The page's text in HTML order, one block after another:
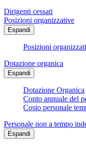
Dirigenti cessati
Posizioni organizzative
Espandi
Posizioni
Dotazione organica
Espandi
Dotazione Organica
Conto annuale del
Costo personale
Personale non a tempo
Espandi